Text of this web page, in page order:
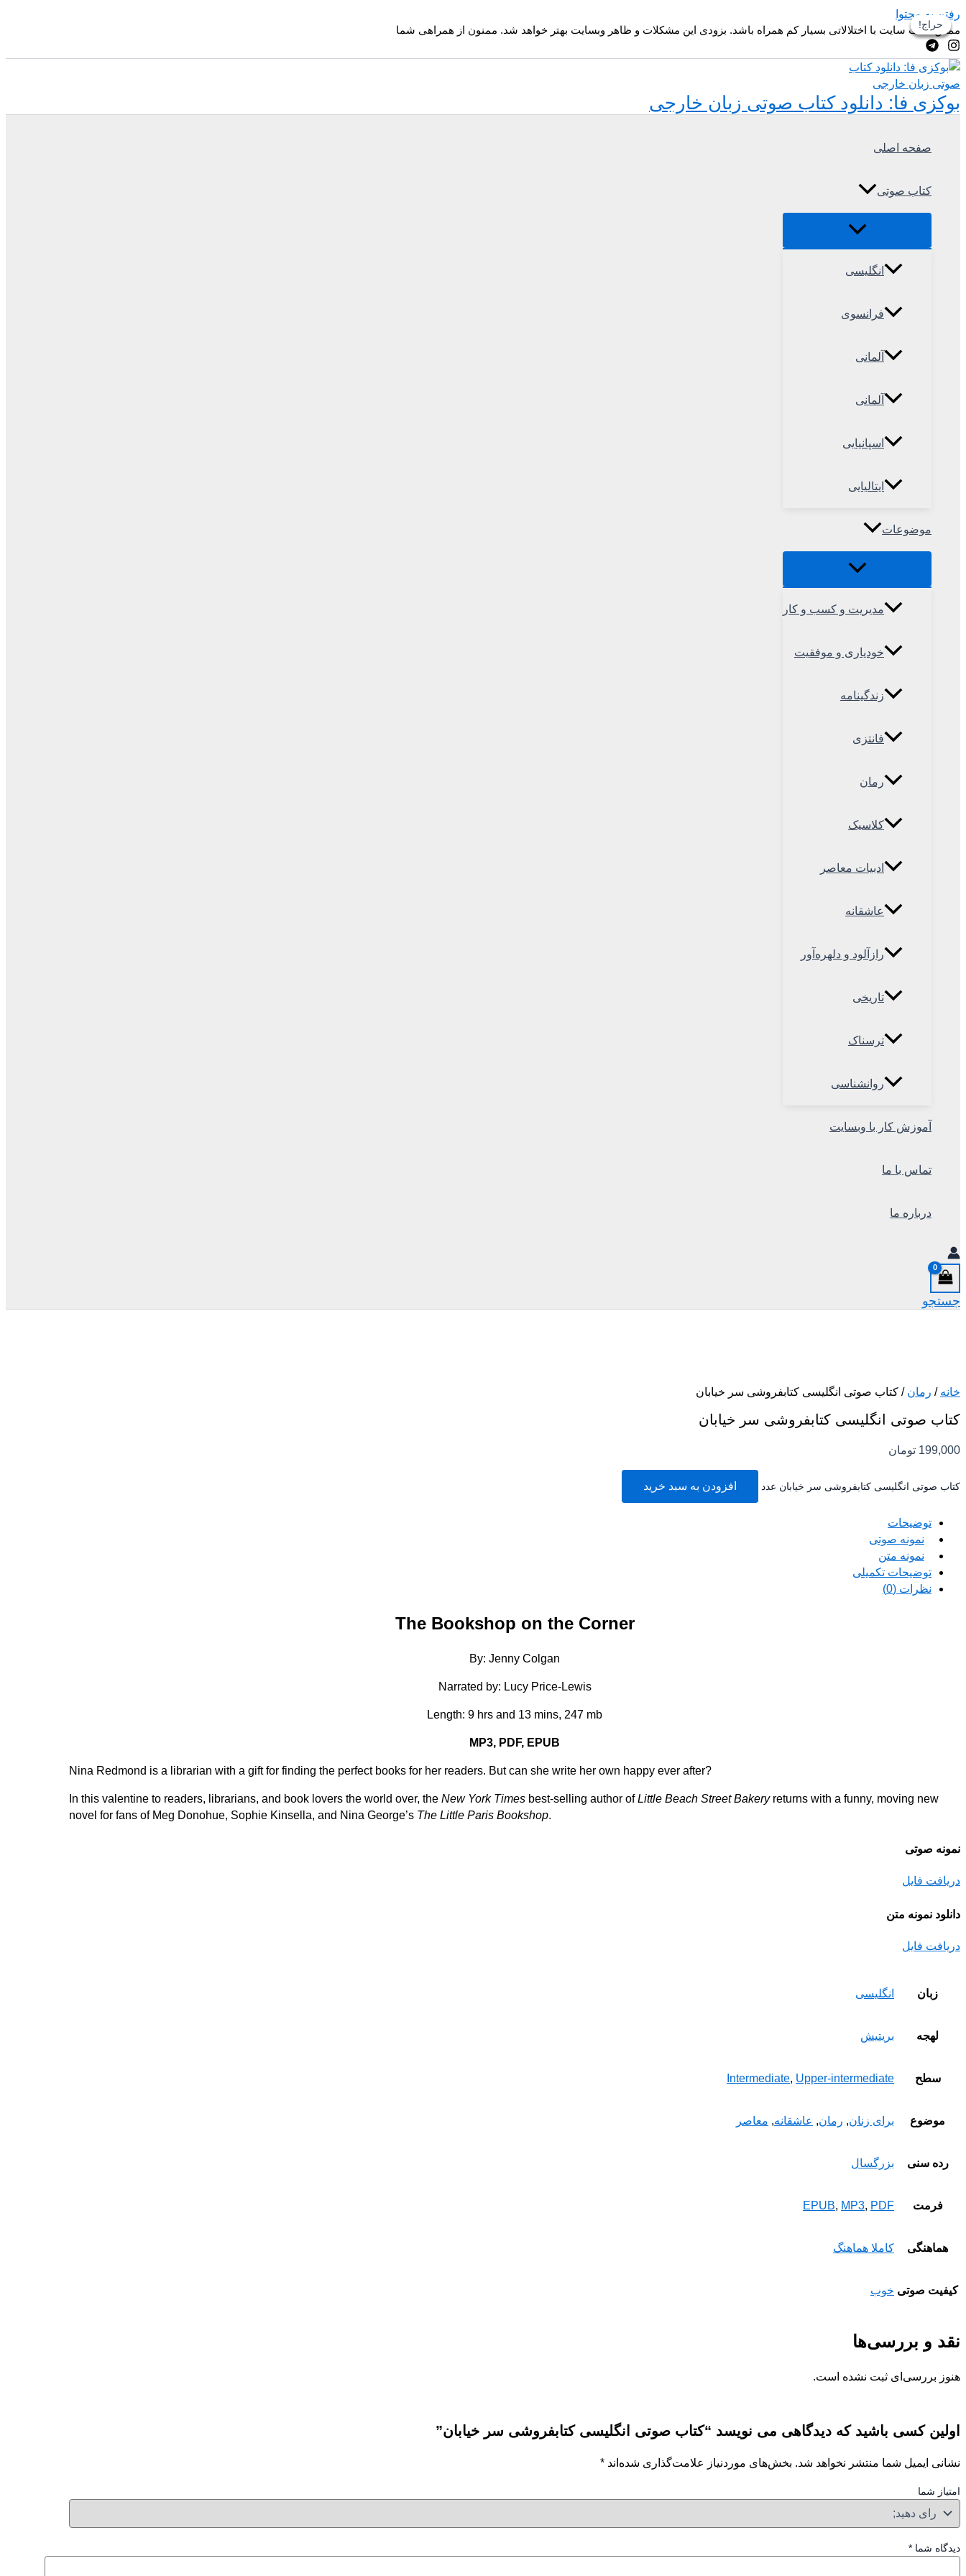
رفتن به محتوا
ممکن است سایت با اختلالاتی بسیار کم همراه باشد. بزودی این مشکلات و ظاهر وبسایت بهتر خواهد شد. ممنون از همراهی شما
بوکزی فا: دانلود کتاب صوتی زبان خارجی
صفحه اصلی
کتاب صوتی
انگلیسی
فرانسوی
آلمانی
آلمانی
اسپانیایی
ایتالیایی
موضوعات
مدیریت و کسب و کار
خودیاری و موفقیت
زندگینامه
فانتزی
رمان
کلاسیک
ادبیات معاصر
عاشقانه
رازآلود و دلهره‌آور
تاریخی
ترسناک
روانشناسی
آموزش کار با وبسایت
تماس با ما
درباره ما
جستجو
خانه / رمان / کتاب صوتی انگلیسی کتابفروشی سر خیابان
کتاب صوتی انگلیسی کتابفروشی سر خیابان
199,000 تومان
کتاب صوتی انگلیسی کتابفروشی سر خیابان عدد افزودن به سبد خرید
توضیحات
نمونه صوتی
نمونه متن
توضیحات تکمیلی
نظرات (0)
The Bookshop on the Corner
By: Jenny Colgan
Narrated by: Lucy Price-Lewis
Length: 9 hrs and 13 mins, 247 mb
MP3, PDF, EPUB
Nina Redmond is a librarian with a gift for finding the perfect books for her readers. But can she write her own happy ever after?
In this valentine to readers, librarians, and book lovers the world over, the New York Times best-selling author ofLittle Beach Street Bakeryreturns with a funny, moving new
novel for fans of Meg Donohue, Sophie Kinsella, and Nina George’s The Little Paris Bookshop.
نمونه صوتی
دریافت فایل
دانلود نمونه متن
دریافت فایل
زبان انگلیسی
لهجه بریتیش
سطح Intermediate, Upper-intermediate
موضوع برای زنان, رمان, عاشقانه, معاصر
رده سنی بزرگسال
فرمت EPUB, MP3, PDF
هماهنگی کاملا هماهنگ
کیفیت صوتی خوب
نقد و بررسی‌ها
هنوز بررسی‌ای ثبت نشده است.
اولین کسی باشید که دیدگاهی می نویسد “کتاب صوتی انگلیسی کتابفروشی سر خیابان”
نشانی ایمیل شما منتشر نخواهد شد. بخش‌های موردنیاز علامت‌گذاری شده‌اند *
امتیاز شما
دیدگاه شما *
حراج!
حراج!
حراج!
حراج!